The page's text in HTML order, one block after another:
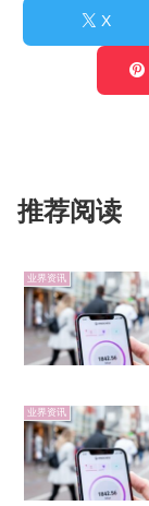
X
推荐阅读
业界资讯
业界资讯